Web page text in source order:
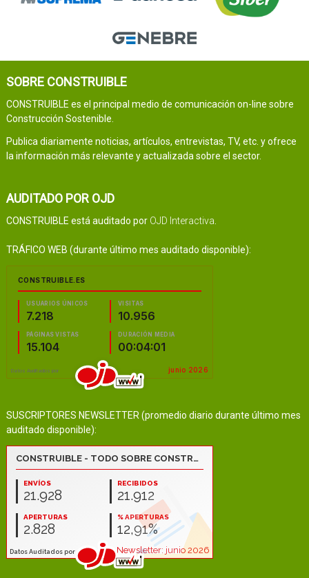
SOBRE CONSTRUIBLE
CONSTRUIBLE es el principal medio de comunicación on-line sobre
Construcción Sostenible.
Publica diariamente noticias, artículos, entrevistas, TV, etc. y ofrece
la información más relevante y actualizada sobre el sector.
AUDITADO POR OJD
CONSTRUIBLE está auditado por OJD Interactiva
TRÁFICO WEB (durante último mes auditado disponible):
SUSCRIPTORES NEWSLETTER (promedio diario durante último mes
auditado disponible):